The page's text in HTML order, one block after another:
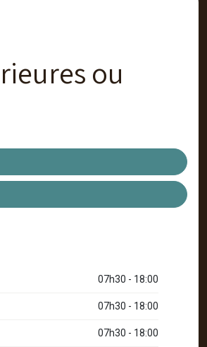
ou
07h30 - 18:00
07h30 - 18:00
07h30 - 18:00